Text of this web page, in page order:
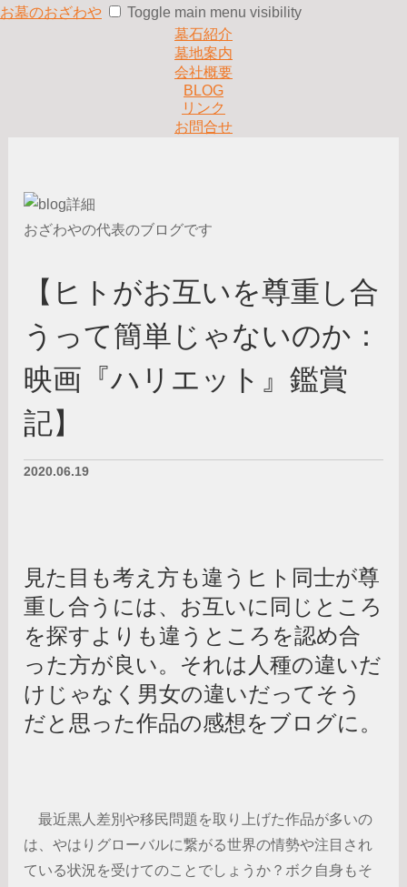
お墓のおざわや
Toggle main menu visibility
墓石紹介
墓地案内
会社概要
BLOG
リンク
お問合せ
おざわやの代表のブログです
【ヒトがお互いを尊重し合
うって簡単じゃないのか：
映画『ハリエット』鑑賞
記】
2020.06.19
見た目も考え方も違うヒト同士が尊
重し合うには、お互いに同じところ
を探すよりも違うところを認め合
った方が良い。それは人種の違いだ
けじゃなく男女の違いだってそう
だと思った作品の感想をブログに。
最近黒人差別や移民問題を取り上げた作品が多いの
は、やはりグローバルに繋がる世界の情勢や注目され
ている状況を受けてのことでしょうか？ボク自身もそ